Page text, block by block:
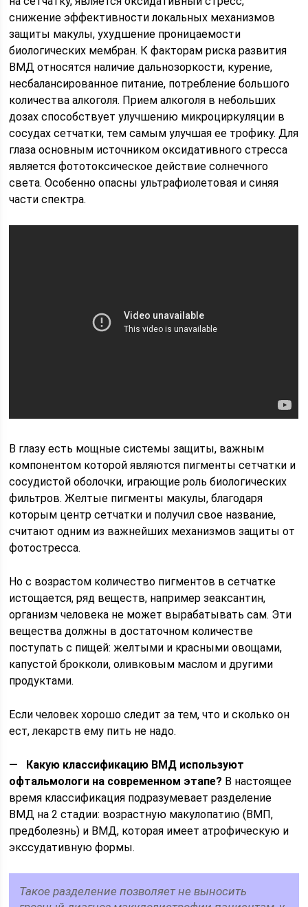
снижение эффективности локальных механизмов
защиты макулы, ухудшение проницаемости
биологических мембран. К факторам риска развития
ВМД относятся наличие дальнозоркости, курение,
несбалансированное питание, потребление большого
количества алкоголя. Прием алкоголя в небольших
дозах способствует улучшению микроциркуляции в
сосудах сетчатки, тем самым улучшая ее трофику. Для
глаза основным источником оксидативного стресса
является фототоксическое действие солнечного
света. Особенно опасны ультрафиолетовая и синяя
части спектра.
В глазу есть мощные системы защиты, важным
компонентом которой являются пигменты сетчатки и
сосудистой оболочки, играющие роль биологических
фильтров. Желтые пигменты макулы, благодаря
которым центр сетчатки и получил свое название,
считают одним из важнейших механизмов защиты от
фотостресса.
Но с возрастом количество пигментов в сетчатке
истощается, ряд веществ, например зеаксантин,
организм человека не может вырабатывать сам. Эти
вещества должны в достаточном количестве
поступать с пищей: желтыми и красными овощами,
капустой брокколи, оливковым маслом и другими
продуктами.
Если человек хорошо следит за тем, что и сколько он
ест, лекарств ему пить не надо.
— Какую классификацию ВМД используют
офтальмологи на современном этапе? В настоящее
время классификация подразумевает разделение
ВМД на 2 стадии: возрастную макулопатию (ВМП,
предболезнь) и ВМД, которая имеет атрофическую и
экссудативную формы.
Такое разделение позволяет не выносить